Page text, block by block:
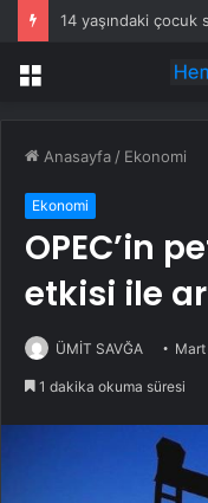
14 yaşındaki çocuk
Menü
Anasayfa / Ekonomi
Ekonomi
OPEC’in
etkisi ile
ÜMİT SAVĞA
1 dakika okuma süresi